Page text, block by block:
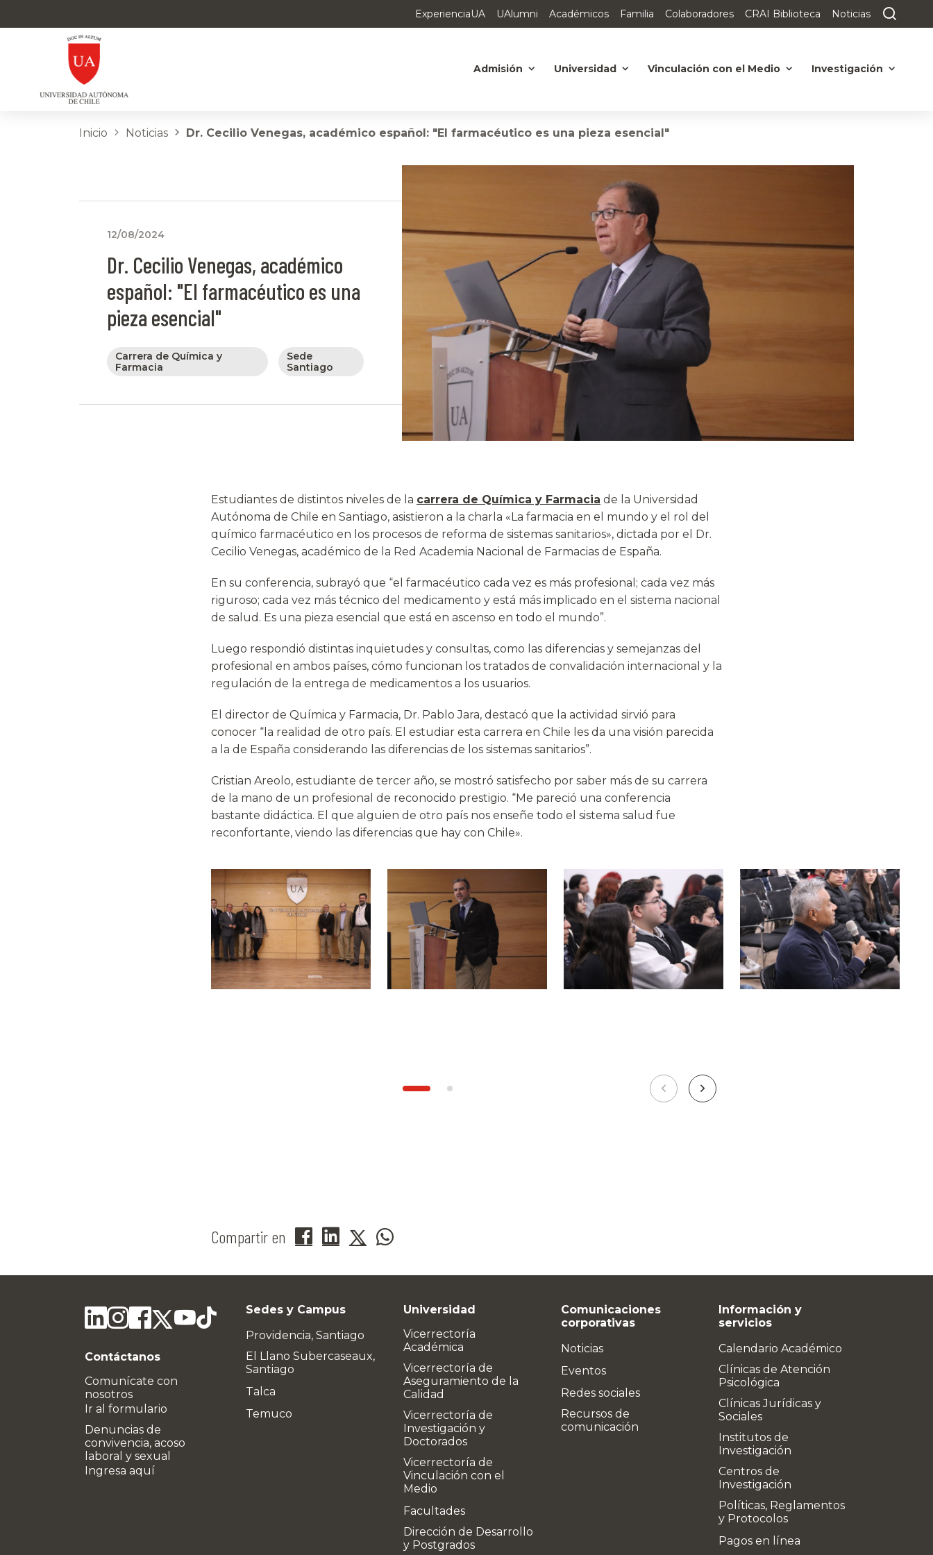
ExperienciaUA UAlumni Académicos Familia Colaboradores CRAI Biblioteca Noticias
Admisión Universidad Vinculación con el Medio Investigación
Inicio Noticias Dr. Cecilio Venegas, académico español: "El farmacéutico es una pieza esencial"
12/08/2024
Dr. Cecilio Venegas, académico
español: "El farmacéutico es una
pieza esencial"
Carrera de Química y
Farmacia
Sede
Santiago
Estudiantes de distintos niveles de la carrera de Química y Farmacia de la Universidad
Autónoma de Chile en Santiago, asistieron a la charla «La farmacia en el mundo y el rol del
químico farmacéutico en los procesos de reforma de sistemas sanitarios», dictada por el Dr.
Cecilio Venegas, académico de la Red Academia Nacional de Farmacias de España.
En su conferencia, subrayó que “el farmacéutico cada vez es más profesional; cada vez más
riguroso; cada vez más técnico del medicamento y está más implicado en el sistema nacional
de salud. Es una pieza esencial que está en ascenso en todo el mundo”.
Luego respondió distintas inquietudes y consultas, como las diferencias y semejanzas del
profesional en ambos países, cómo funcionan los tratados de convalidación internacional y la
regulación de la entrega de medicamentos a los usuarios.
El director de Química y Farmacia, Dr. Pablo Jara, destacó que la actividad sirvió para
conocer “la realidad de otro país. El estudiar esta carrera en Chile les da una visión parecida
a la de España considerando las diferencias de los sistemas sanitarios”.
Cristian Areolo, estudiante de tercer año, se mostró satisfecho por saber más de su carrera
de la mano de un profesional de reconocido prestigio. “Me pareció una conferencia
bastante didáctica. El que alguien de otro país nos enseñe todo el sistema salud fue
reconfortante, viendo las diferencias que hay con Chile».
Compartir en
Contáctanos
Comunícate con
nosotros
Ir al formulario
Denuncias de
convivencia, acoso
laboral y sexual
Ingresa aquí
Sedes y Campus
Providencia, Santiago
El Llano Subercaseaux,
Santiago
Talca
Temuco
Universidad
Vicerrectoría
Académica
Vicerrectoría de
Aseguramiento de la
Calidad
Vicerrectoría de
Investigación y
Doctorados
Vicerrectoría de
Vinculación con el
Medio
Facultades
Dirección de Desarrollo
y Postgrados
Comunicaciones
corporativas
Noticias
Eventos
Redes sociales
Recursos de
comunicación
Información y
servicios
Calendario Académico
Clínicas de Atención
Psicológica
Clínicas Jurídicas y
Sociales
Institutos de
Investigación
Centros de
Investigación
Políticas, Reglamentos
y Protocolos
Pagos en línea